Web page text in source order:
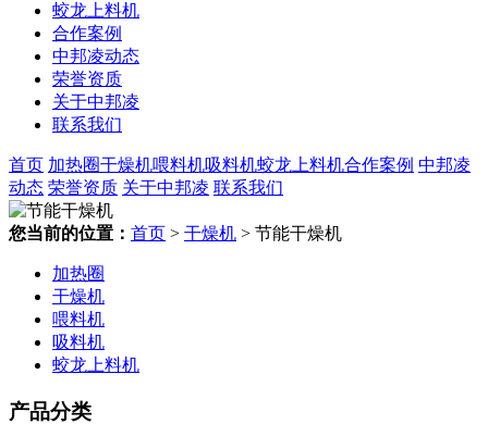
蛟龙上料机
合作案例
中邦凌动态
荣誉资质
关于中邦凌
联系我们
首页 加热圈干燥机喂料机吸料机蛟龙上料机合作案例 中邦凌
动态 荣誉资质 关于中邦凌 联系我们
您当前的位置： 首页 > 干燥机 > 节能干燥机
加热圈
干燥机
喂料机
吸料机
蛟龙上料机
产品分类